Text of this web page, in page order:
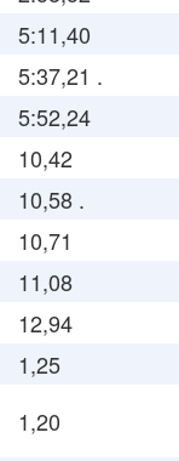
5:11,40
5:37,21 .
5:52,24
10,42
10,58 .
10,71
11,08
12,94
1,25
1,20